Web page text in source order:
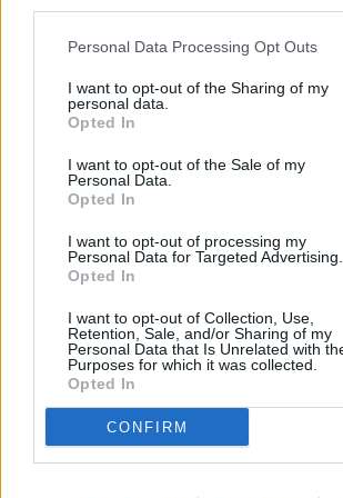
negar su consentimiento. Tenga en cuenta
de su consentimiento, pero usted tiene el
rechazar tal procesamiento. Sus
cualquier momento entrando de nuevo en
visitando nuestra política de privacidad.
Personal Data Processing Opt Outs
I want to opt-out of the Sharing of my
personal data.
Opted In
I want to opt-out of the Sale of my
Personal Data.
Opted In
I want to opt-out of processing my
Personal Data for Targeted Advertising.
Opted In
I want to opt-out of Collection, Use,
Retention, Sale, and/or Sharing of my
Personal Data that Is Unrelated with
Purposes for which it was collected.
Opted In
CONFIRM